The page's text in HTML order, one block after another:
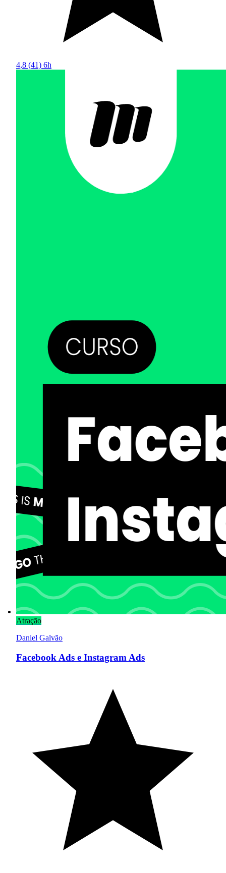
4,8 (41) 6h
Atração
Daniel Galvão
Facebook Ads e Instagram Ads